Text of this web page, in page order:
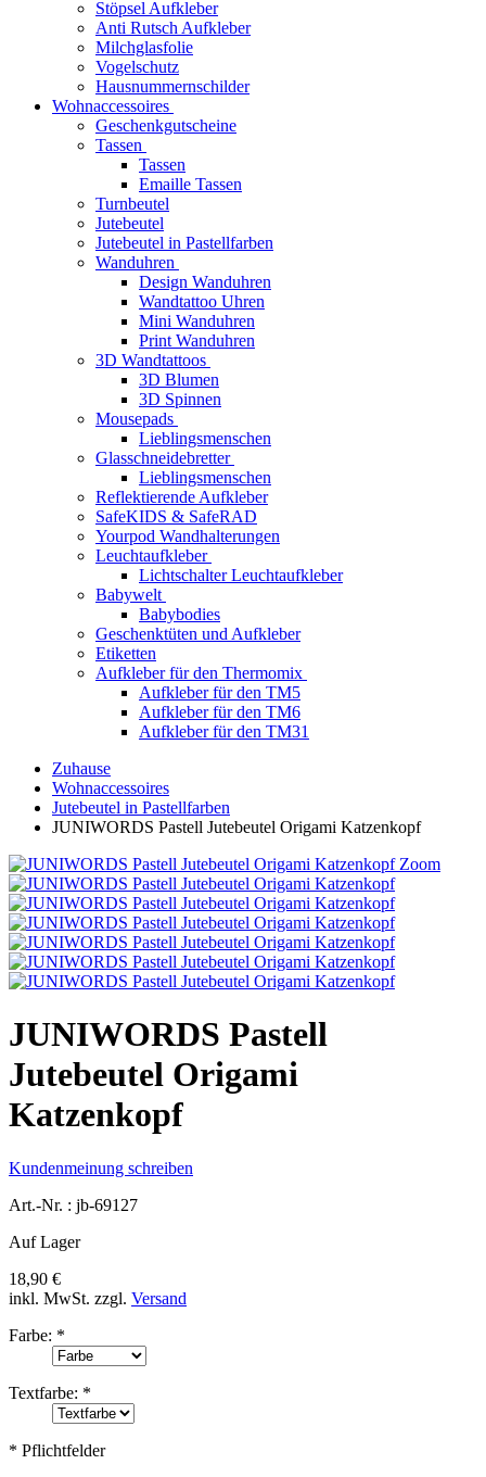
Stöpsel Aufkleber
Anti Rutsch Aufkleber
Milchglasfolie
Vogelschutz
Hausnummernschilder
Wohnaccessoires
Geschenkgutscheine
Tassen
Tassen
Emaille Tassen
Turnbeutel
Jutebeutel
Jutebeutel in Pastellfarben
Wanduhren
Design Wanduhren
Wandtattoo Uhren
Mini Wanduhren
Print Wanduhren
3D Wandtattoos
3D Blumen
3D Spinnen
Mousepads
Lieblingsmenschen
Glasschneidebretter
Lieblingsmenschen
Reflektierende Aufkleber
SafeKIDS & SafeRAD
Yourpod Wandhalterungen
Leuchtaufkleber
Lichtschalter Leuchtaufkleber
Babywelt
Babybodies
Geschenktüten und Aufkleber
Etiketten
Aufkleber für den Thermomix
Aufkleber für den TM5
Aufkleber für den TM6
Aufkleber für den TM31
Zuhause
Wohnaccessoires
Jutebeutel in Pastellfarben
JUNIWORDS Pastell Jutebeutel Origami Katzenkopf
Zoom
JUNIWORDS Pastell
Jutebeutel Origami
Katzenkopf
Kundenmeinung schreiben
Art.-Nr. : jb-69127
Auf Lager
18,90 €
inkl. MwSt. zzgl. Versand
Farbe: *
Textfarbe: *
* Pflichtfelder